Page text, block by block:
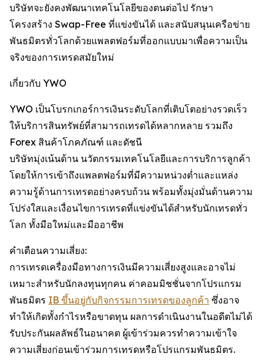
บริษัทจะยังคงพัฒนาเทคโนโลยีของตนต่อไป รักษา
โครงสร้าง Swap-Free ที่แข่งขันได้ และสนับสนุนเครือข่าย
พันธมิตรทั่วโลกด้วยแพลตฟอร์มที่ออกแบบมาเพื่อความเป็น
จริงของการเทรดสมัยใหม่
เกี่ยวกับ YWO
YWO เป็นโบรกเกอร์การเงินระดับโลกที่เติบโตอย่างรวดเร็ว
ให้บริการสินทรัพย์ที่สามารถเทรดได้หลากหลาย รวมถึง
Forex สินค้าโภคภัณฑ์ และดัชนี
บริษัทมุ่งเน้นด้าน นวัตกรรมเทคโนโลยีและการบริการลูกค้า
โดยให้การเข้าถึงแพลตฟอร์มที่มีความหน่วงต่ำและแหล่ง
ความรู้ด้านการเทรดอย่างครบถ้วน พร้อมทั้งมุ่งมั่นด้านความ
โปร่งใสและเงื่อนไขการเทรดที่แข่งขันได้สำหรับนักเทรดทั่ว
โลก ทั้งมือใหม่และมืออาชีพ
คำเตือนความเสี่ยง:
การเทรดเครื่องมือทางการเงินมีความเสี่ยงสูงและอาจไม่
เหมาะสำหรับนักลงทุนทุกคน ค่าคอมมิชชั่นจากโปรแกรม
พันธมิตร IB ขึ้นอยู่กับกิจกรรมการเทรดของลูกค้า ซึ่งอาจ
ทำให้เกิดทั้งกำไรหรือขาดทุน ผลการดำเนินงานในอดีตไม่ได้
รับประกันผลลัพธ์ในอนาคต ผู้เข้าร่วมควรทำความเข้าใจ
ความเสี่ยงก่อนเข้าร่วมการเทรดหรือโปรแกรมพันธมิตร.